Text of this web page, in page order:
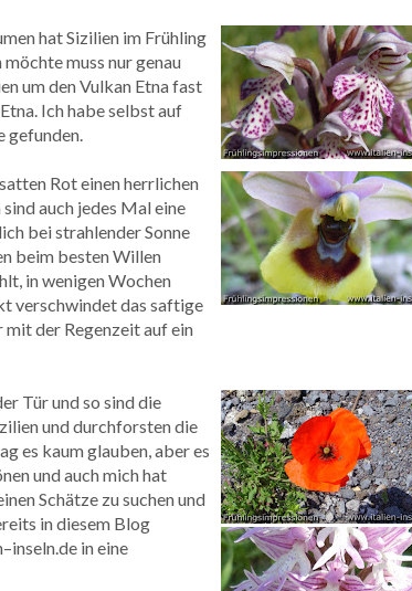
hat Sizilien im Frühling
muss nur genau
um den Vulkan Etna fast
Ich habe selbst auf
gefunden.
Rot einen herrlichen
auch jedes Mal eine
bei strahlender Sonne
beim besten Willen
in wenigen Wochen
verschwindet das saftige
mit der Regenzeit auf ein
Tür und so sind die
und durchforsten die
es kaum glauben, aber es
und auch mich hat
Schätze zu suchen und
in diesem Blog
in eine